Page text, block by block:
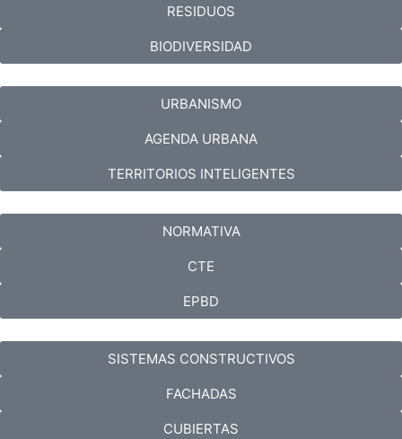
RESIDUOS
BIODIVERSIDAD
URBANISMO
AGENDA URBANA
TERRITORIOS INTELIGENTES
NORMATIVA
CTE
EPBD
SISTEMAS CONSTRUCTIVOS
FACHADAS
CUBIERTAS